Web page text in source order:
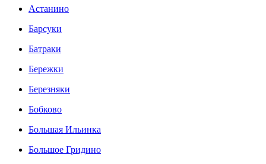
Астанино
Барсуки
Батраки
Бережки
Березняки
Бобково
Большая Ильинка
Большое Гридино